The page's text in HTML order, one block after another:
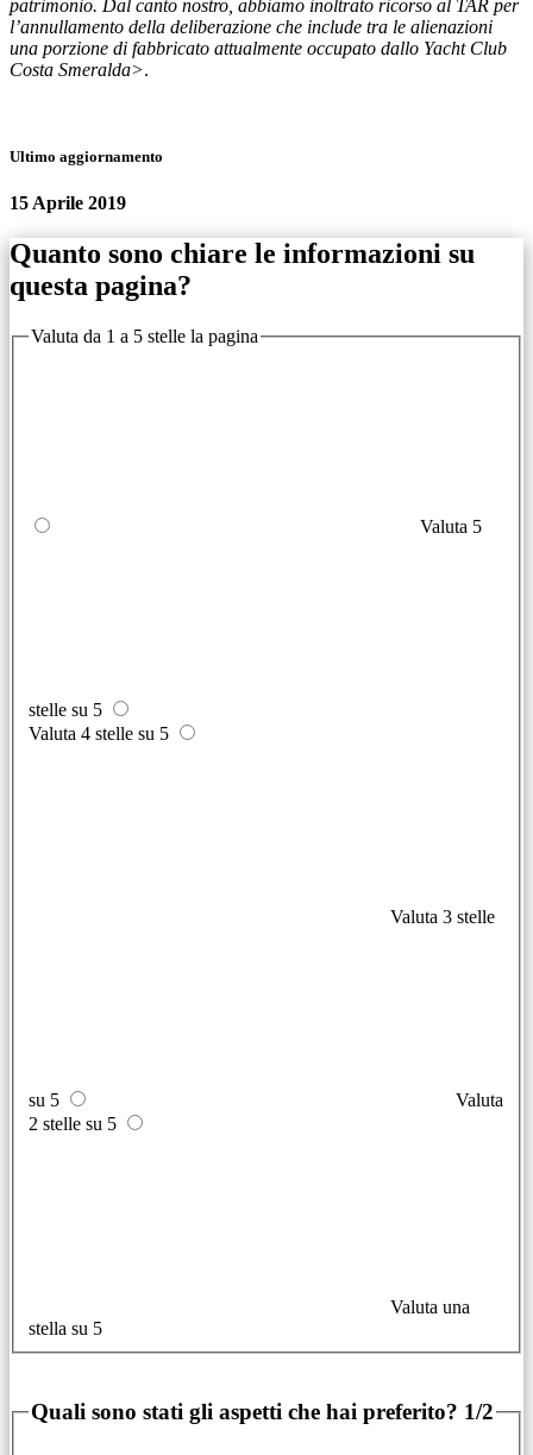
patrimonio. Dal canto nostro, abbiamo inoltrato ricorso al TAR per
l’annullamento della deliberazione che include tra le alienazioni
una porzione di fabbricato attualmente occupato dallo Yacht Club
Costa Smeralda>.
Ultimo aggiornamento
15 Aprile 2019
Quanto sono chiare le informazioni su
questa pagina?
Valuta da 1 a 5 stelle la pagina
Valuta 5
stelle su 5
Valuta 4 stelle su 5
Valuta 3 stelle
su 5
Valuta
2 stelle su 5
Valuta una
stella su 5
Quali sono stati gli aspetti che hai preferito? 1/2